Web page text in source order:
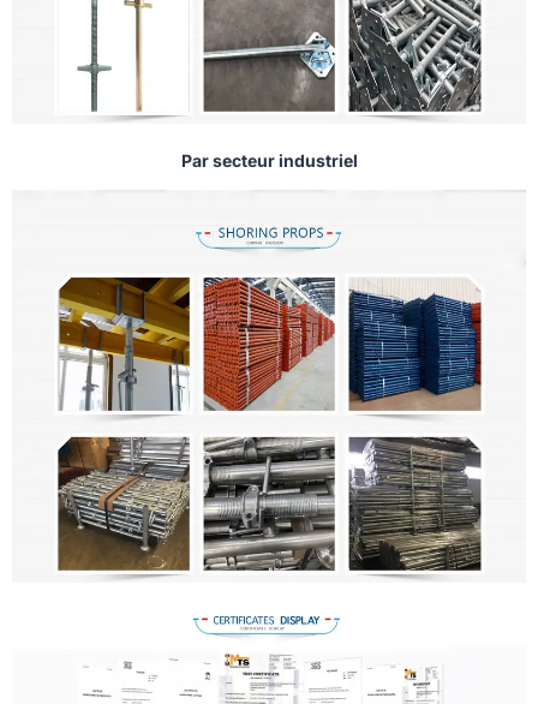
Par secteur industriel